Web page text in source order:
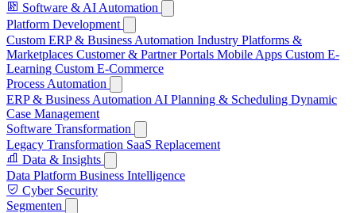
Software & AI Automation
Platform Development
Custom ERP & Business Automation Industry Platforms &
Marketplaces Customer & Partner Portals Mobile Apps Custom E-
Learning Custom E-Commerce
Process Automation
ERP & Business Automation AI Planning & Scheduling Dynamic
Case Management
Software Transformation
Legacy Transformation SaaS Replacement
Data & Insights
Data Platform Business Intelligence
Cyber Security
Segmenten